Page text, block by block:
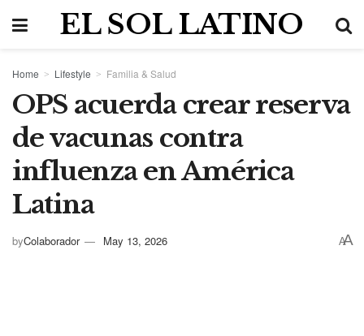
EL SOL LATINO
Home Lifestyle Familia & Salud
OPS acuerda crear reserva
de vacunas contra
influenza en América
Latina
byColaborador May 13, 2026 AA